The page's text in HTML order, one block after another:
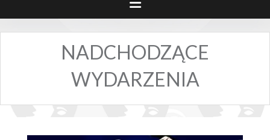
NADCHODZĄCE
WYDARZENIA